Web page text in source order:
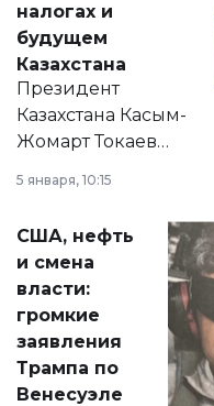
налогах и
будущем
Казахстана
Президент
Казахстана Касым-
Жомарт Токаев
сразу несколько
актуальных тем —
от слухов о
политических
реформах до
вопросов армии,
экономики и
личного здоровья.
5 января, 10:15
США, нефть
и смена
власти:
громкие
заявления
Трампа по
Венесуэле